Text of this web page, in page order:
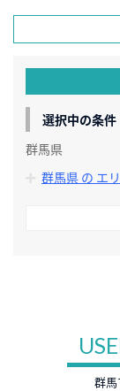
選択中の条件
群馬県
群馬県 の エ
群